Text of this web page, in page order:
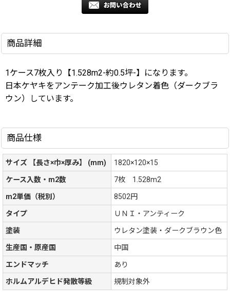
商品詳細
1ケース7枚入り【1.528m2-約0.5坪-】になります。
日本ケヤキをアンテーク加工後ウレタン着色（ダークブラ
ウン）しています。
商品仕様
サイズ 【長さ×巾×厚み】 (mm) 1820×120×15
ケース入数・m2数 7枚 1.528m2
m2単価（税別） 8502円
タイプ ＵＮＩ・アンティーク
塗装 ウレタン塗装・ダークブラウン色
生産国・原産国 中国
エンドマッチ あり
ホルムアルデヒド発散等級 規制対象外